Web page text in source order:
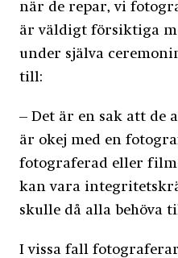
när de repar, vi
är väldigt försiktiga
under själva
till:
– Det är en sak att de
är okej med en
fotograferad eller
kan vara
skulle då alla behöva
I vissa fall